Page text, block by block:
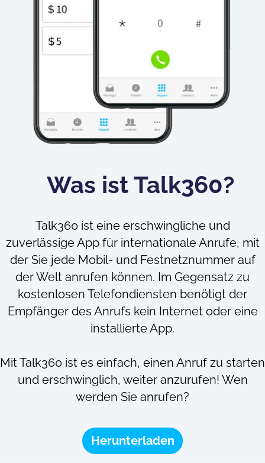
Was ist Talk360?
Talk360 ist eine erschwingliche und
zuverlässige App für internationale Anrufe, mit
der Sie jede Mobil- und Festnetznummer auf
der Welt anrufen können. Im Gegensatz zu
kostenlosen Telefondiensten benötigt der
Empfänger des Anrufs kein Internet oder eine
installierte App.
Mit Talk360 ist es einfach, einen Anruf zu starten
und erschwinglich, weiter anzurufen! Wen
werden Sie anrufen?
Herunterladen